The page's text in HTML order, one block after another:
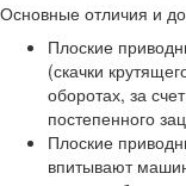
Основные отличия и
Плоские
(скачки
оборотах, за
постепенного
Плоские
впитывают